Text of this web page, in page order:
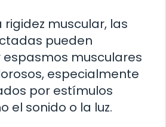
muscular, las
pueden
musculares
especialmente
por estímulos
el sonido o la luz.